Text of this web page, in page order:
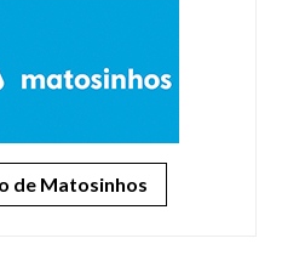
de Matosinhos